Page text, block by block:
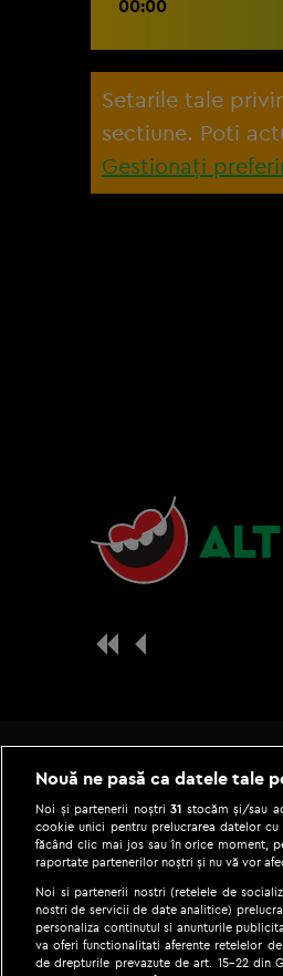
00:00
Setarile tale
sectiune. Poti
Gestionați
Nouă ne pasă ca datele tale
Noi și partenerii noștri31 stocăm și/sau
cookie unici pentru prelucrarea datelor
făcând clic mai jos sau în orice moment,
raportate partenerilor noștri și nu vă vor
Noi si partenerii nostri (retelele de
nostri de servicii de date analitice)
personaliza continutul si anunturile
va oferi functionalitati aferente retelelor
de drepturile prevazute de art. 15-22 din